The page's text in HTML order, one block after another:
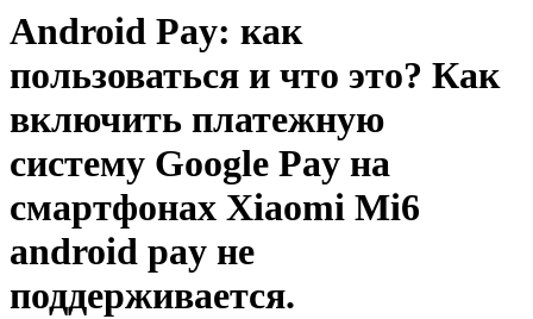
Android Pay: как
пользоваться и что это? Как
включить платежную
систему Google Pay на
смартфонах Xiaomi Mi6
android pay не
поддерживается.